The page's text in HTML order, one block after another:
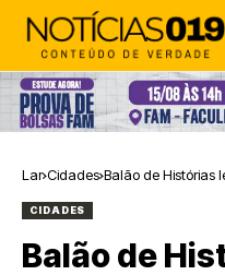
Lar Cidades Balão de Histórias
CIDADES
Balão de